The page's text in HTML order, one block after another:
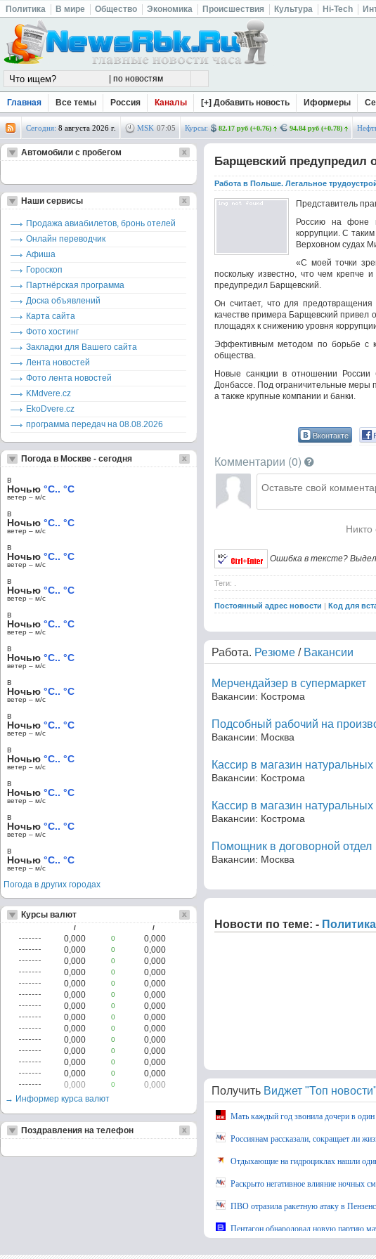
Политика В мире Общество Экономика Происшествия Культура Hi-Tech
Главная Все темы Россия Каналы [+] Добавить новость Иформеры
Сегодня: 8 августа 2026 г. MSK 07:05 Курсы: 82.17 руб (+0.76) 94.84 руб (+0.78)
Барщевский предупредил
Работа в Польше. Легальное
Представитель
Россию на фоне
коррупции. С
Верховном судах
«С моей точки
поскольку известно, что чем
предупредил Барщевский.
Он считает, что для
качестве примера Барщевский привел
площадях к снижению уровня
Эффективным методом по борьбе с
общества.
Новые санкции в отношении
Донбассе. Под ограничительные меры
а также крупные компании и банки.
Вконтакте
Комментарии (0)
Никто
Ошибка в тексте?
Теги: .
Постоянный адрес новости | Код для
Работа. Резюме / Вакансии
Мерчендайзер в супермаркет
Вакансии: Кострома
Подсобный рабочий на
Вакансии: Москва
Кассир в магазин натуральных
Вакансии: Кострома
Кассир в магазин натуральных
Вакансии: Кострома
Помощник в договорной отдел
Вакансии: Москва
Новости по теме: - Политика
Получить Виджет "Топ новости"
Мать каждый год звонила дочери в
Россиянам рассказали, сокращает ли
Отдыхающие на гидроциклах нашли
Раскрыто негативное влияние ночных
ПВО отразила ракетную атаку в
Пентагон обнародовал новую партию
Автомобили с пробегом
Наши сервисы
Продажа авиабилетов, бронь отелей
Онлайн переводчик
Афиша
Гороскоп
Партнёрская программа
Доска объявлений
Карта сайта
Фото хостинг
Закладки для Вашего сайта
Лента новостей
Фото лента новостей
KMdvere.cz
EkoDvere.cz
программа передач на 08.08.2026
Погода в Москве - сегодня
в
Ночью °C.. °C
ветер – м/c
в
Ночью °C.. °C
ветер – м/c
в
Ночью °C.. °C
ветер – м/c
в
Ночью °C.. °C
ветер – м/c
в
Ночью °C.. °C
ветер – м/c
в
Ночью °C.. °C
ветер – м/c
в
Ночью °C.. °C
ветер – м/c
в
Ночью °C.. °C
ветер – м/c
в
Ночью °C.. °C
ветер – м/c
в
Ночью °C.. °C
ветер – м/c
в
Ночью °C.. °C
ветер – м/c
в
Ночью °C.. °C
ветер – м/c
Погода в других городах
Курсы валют
/ /
0,000 0
0,000
0,000
0
0,000
0,000
0
0,000
0,000
0
0,000
0,000
0
0,000
0,000
0
0,000
0,000
0
0,000
0,000
0
0,000
0,000
0
0,000
0,000
0
0,000
0,000
0
0,000
0,000
0
0,000
0,000
0
0,000
0,000
0
0,000
→ Информер курса валют
Поздравления на телефон